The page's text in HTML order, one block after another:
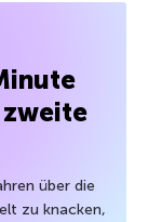
über die
zu knacken,